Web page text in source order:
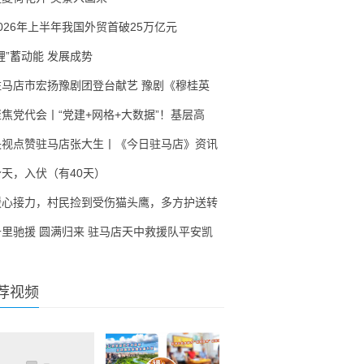
年上半年我国外贸首破25万亿元
”蓄动能 发展成势
店市宏扬豫剧团登台献艺 豫剧《穆桂英
党代会丨“党建+网格+大数据”！基层高
点赞驻马店张大生丨《今日驻马店》资讯
，入伏（有40天）
接力，村民捡到受伤猫头鹰，多方护送转
驰援 圆满归来 驻马店天中救援队平安凯
视频